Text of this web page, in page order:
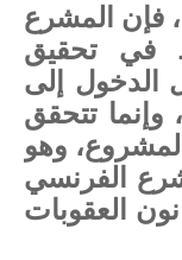
فإن المشرع
في تحقيق
الدخول إلى
وإنما تتحقق
وهو
الفرنسي
1-323 من قانون العقوبات